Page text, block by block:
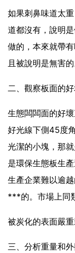
如果刺鼻味道太
道都沒有，說明
做的，本來就帶
且被說明是無害的
二、觀察板面的
生態闆闆面的好
好光線下側45度
光潔的小塊，那
是環保生態板生
生產企業難以逾
***的。市場上同
被炭化的表面嚴
三、分析重量和